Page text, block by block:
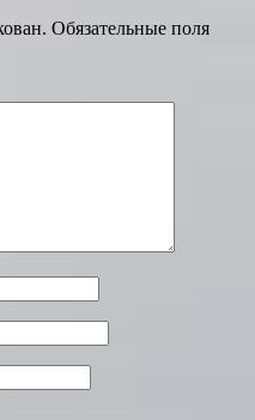
Обязательные поля